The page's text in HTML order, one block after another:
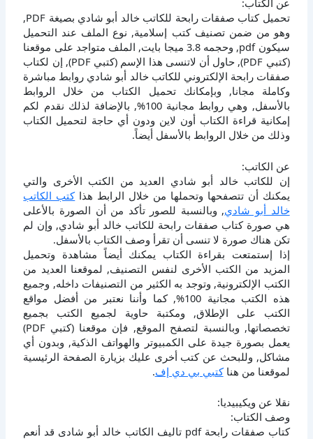
عن الكتاب:
تحميل كتاب صفقات رابحة للكاتب خالد أبو شادي بصيغة PDF,
وهو من ضمن تصنيف كتب إسلامية, نوع الملف عند التحميل
سيكون pdf, وحجمه 3.8 ميجا بايت, الملف متواجد على موقعنا
(كتبي PDF), حاول أن لاتنسى هذا الإسم (كتبي PDF), إن لكتاب
صفقات رابحة الإلكتروني للكاتب خالد أبو شادي روابط مباشرة
وكاملة مجانا, وبإمكانك تحميل الكتاب من خلال الروابط
بالأسفل, وهي روابط مجانية 100%, بالإضافة لذلك نقدم لكم
إمكانية قراءة الكتاب أون لاين ودون أي حاجة لتحميل الكتاب
وذلك من خلال الروابط بالأسفل أيضاً.
عن الكاتب:
إن للكاتب خالد أبو شادي العديد من الكتب الأخرى والتي
يمكنك أن تتصفحها وتحملها من خلال الرابط هذاكتب الكاتب
خالد أبو شادي, وبالنسبة للصور تأكد من أن الصورة بالأعلى
هي صورة كتاب صفقات رابحة للكاتب خالد أبو شادي, وإن لم
تكن هناك صورة لا تنسى أن تقرأ وصف الكتاب بالأسفل.
إذا إستمتعت بقراءة الكتاب يمكنك أيضاً مشاهدة وتحميل
المزيد من الكتب الأخرى لنفس التصنيف, لموقعنا العديد من
الكتب الإلكترونية, وتوجد به الكثير من التصنيفات داخله, وجميع
هذه الكتب مجانية 100%, كما وأننا نعتبر من أفضل مواقع
الكتب على الإطلاق, ومكتبة حاوية لجميع الكتب بجميع
تخصصاتها, وبالنسبة لتصفح الموقع, فإن موقعنا (كتبي PDF)
يعمل بصورة جيدة على الكمبيوتر والهواتف الذكية, وبدون أي
مشاكل, وللبحث عن كتب أخرى عليك بزيارة الصفحة الرئيسية
لموقعنا من هناكتبي بي دي إف.
نقلا عن ويكيبيديا:
وصف الكتاب:
كتاب صفقات رابحة pdf تاليف الكاتب خالد أبو شادى قد أنعم